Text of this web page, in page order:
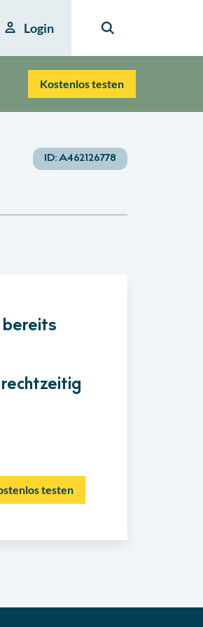
Login
Kostenlos testen
ID:A462126778
bereits
rechtzeitig
testen